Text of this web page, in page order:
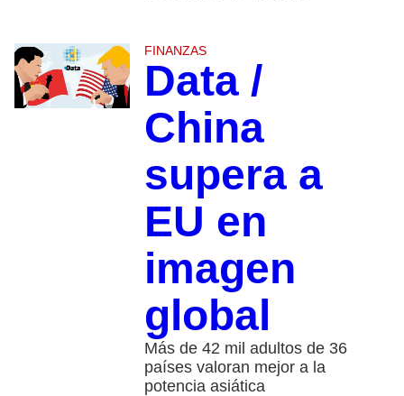
FINANZAS
Data /
China
supera a
EU en
imagen
global
Más de 42 mil adultos de 36
países valoran mejor a la
potencia asiática